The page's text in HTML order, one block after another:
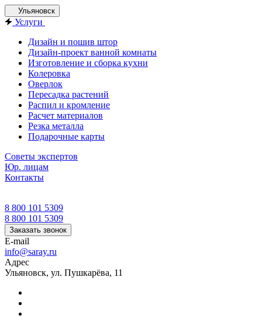
Ульяновск
Услуги
Дизайн и пошив штор
Дизайн-проект ванной комнаты
Изготовление и сборка кухни
Колеровка
Оверлок
Пересадка растений
Распил и кромление
Расчет материалов
Резка металла
Подарочные карты
Советы экспертов
Юр. лицам
Контакты
8 800 101 5309
8 800 101 5309
Заказать звонок
E-mail
info@saray.ru
Адрес
Ульяновск, ул. Пушкарёва, 11